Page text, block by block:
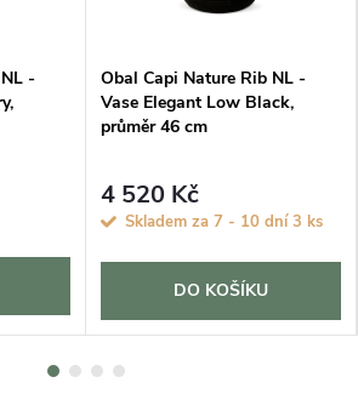
-
Obal Capi Nature Rib NL -
Vase Elegant Low Black,
průměr 46 cm
4 520 Kč
Skladem za 7 - 10 dní 3 ks
DO KOŠÍKU